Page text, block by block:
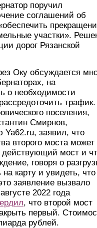
поручил
соглашений об
участки».
дорог Рязанской
Оку обсуждается
на
о необходимости
поселения,
Смирнов,
заявил, что
второго моста может
действующий мост и
говоря о
карту и увидеть, что
заявление вызвало
2022 года
, что второй мост
первый.
рублей.